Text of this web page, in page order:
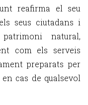
reafirma el seu
seus ciutadans i
natural,
com els serveis
preparats per
cas de qualsevol